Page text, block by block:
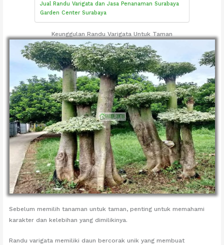
Jual Randu Varigata dan Jasa Penanaman Surabaya
Garden Center Surabaya
Keunggulan Randu Varigata Untuk Taman
Sebelum memilih tanaman untuk taman, penting untuk memahami
karakter dan kelebihan yang dimilikinya.
Randu varigata memiliki daun bercorak unik yang membuat